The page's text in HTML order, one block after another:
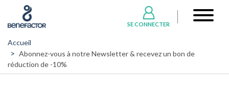
contenu
principal
account
SE CONNECTER
Accueil
Abonnez-vous à notre Newsletter & recevez un bon de
réduction de -10%